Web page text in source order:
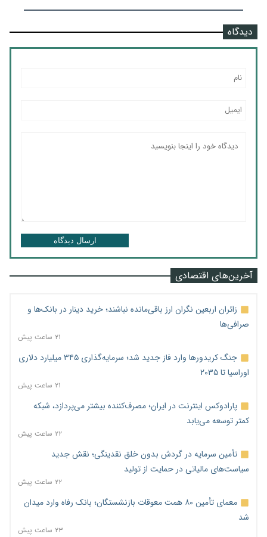
دیدگاه
ارسال دیدگاه
آخرین‌های اقتصادی
زائران اربعین نگران ارز باقی‌مانده نباشند؛ خرید دینار در بانک‌ها و
صرافی‌ها
۲۱ ساعت پیش
جنگ کریدورها وارد فاز جدید شد؛ سرمایه‌گذاری ۳۴۵ میلیارد دلاری
اوراسیا تا ۲۰۳۵
۲۱ ساعت پیش
پارادوکس اینترنت در ایران؛ مصرف‌کننده بیشتر می‌پردازد، شبکه
کمتر توسعه می‌یابد
۲۲ ساعت پیش
تأمین سرمایه در گردش بدون خلق نقدینگی؛ نقش جدید
سیاست‌های مالیاتی در حمایت از تولید
۲۲ ساعت پیش
معمای تأمین ۸۰ همت معوقات بازنشستگان؛ بانک رفاه وارد میدان
شد
۲۳ ساعت پیش